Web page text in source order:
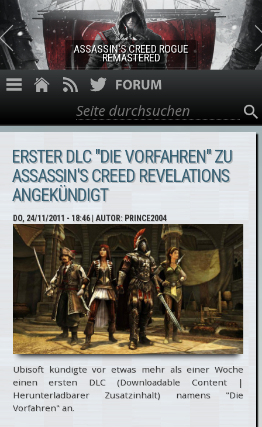
Direkt zum Inhalt
ASSASSIN'S CREED ROGUE
REMASTERED
Suchformular
Suche
ERSTER DLC "DIE VORFAHREN" ZU
ASSASSIN'S CREED REVELATIONS
ANGEKÜNDIGT
DO, 24/11/2011 - 18:46| AUTOR: PRINCE2004
Ubisoft kündigte vor etwas mehr als einer Woche
einen ersten DLC (Downloadable Content |
Herunterladbarer Zusatzinhalt) namens "Die
Vorfahren" an.